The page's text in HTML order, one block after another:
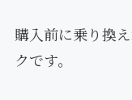
購入前に乗り換
クです。